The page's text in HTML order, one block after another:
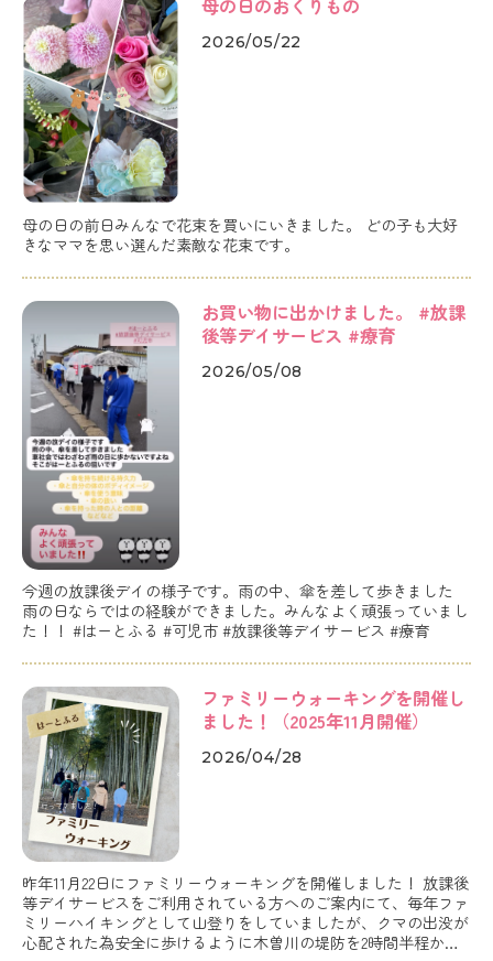
2026/05/22
母の日のおくりもの
母の日の前日みんなで花束を買いにいきました。 どの子も大好
きなママを思い選んだ素敵な花束です。
2026/05/08
お買い物に出かけました。 #放課
後等デイサービス #療育
今週の放課後デイの様子です。雨の中、傘を差して歩きました
雨の日ならではの経験ができました。みんなよく頑張っていまし
た！！ #はーとふる #可児市 #放課後等デイサービス #療育
2026/04/28
ファミリーウォーキングを開催し
ました！（2025年11月開催）
昨年11月22日にファミリーウォーキングを開催しました！ 放課後
等デイサービスをご利用されている方へのご案内にて、毎年ファ
ミリーハイキングとして山登りをしていましたが、クマの出没が
心配された為安全に歩けるように木曽川の堤防を2時間半程かけ